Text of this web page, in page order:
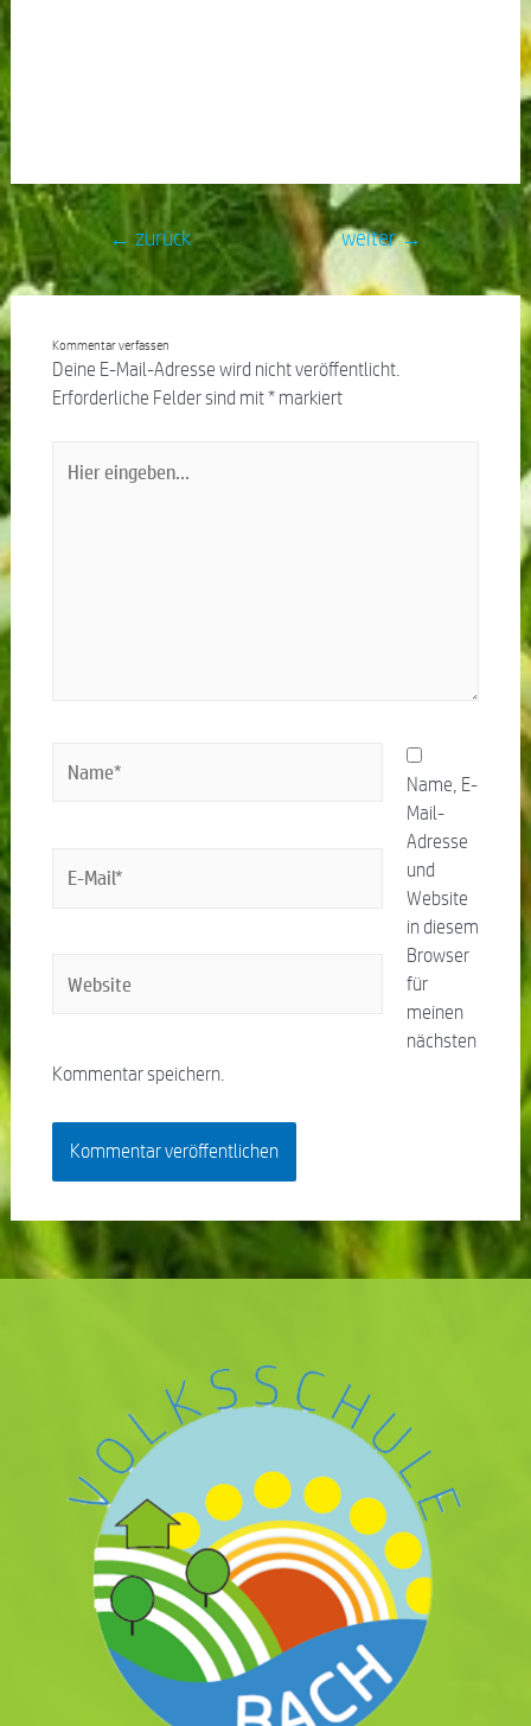
← zurück weiter→
Kommentar verfassen
Deine E-Mail-Adresse wird nicht veröffentlicht.
Erforderliche Felder sind mit*markiert
Name, E-
Mail-
Adresse
und
Website
in diesem
Browser
für
meinen
nächsten
Kommentar speichern.